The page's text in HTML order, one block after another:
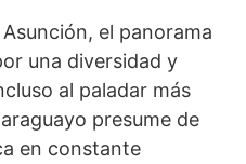
el panorama
una diversidad y
al paladar más
presume de
en constante